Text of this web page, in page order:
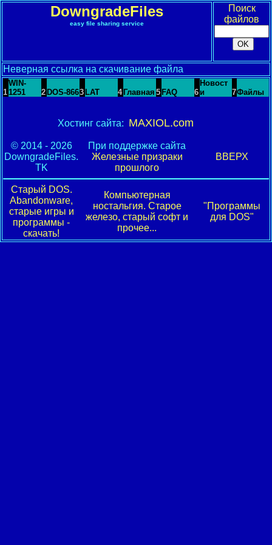
DowngradeFiles
easy file sharing service
Поиск
файлов
Неверная ссылка на скачивание файла
1
WIN-
1251
2 DOS-8663 LAT 4 Главная 5 FAQ 6
Новост
и
7Файлы
Хостинг сайта: MAXIOL.com
© 2014 - 2026
DowngradeFiles.
TK
При поддержке сайта
Железные призраки
прошлого
ВВЕРХ
Старый DOS.
Abandonware,
старые игры и
программы -
скачать!
Компьютерная
ностальгия. Старое
железо, старый софт и
прочее...
"Программы
для DOS"